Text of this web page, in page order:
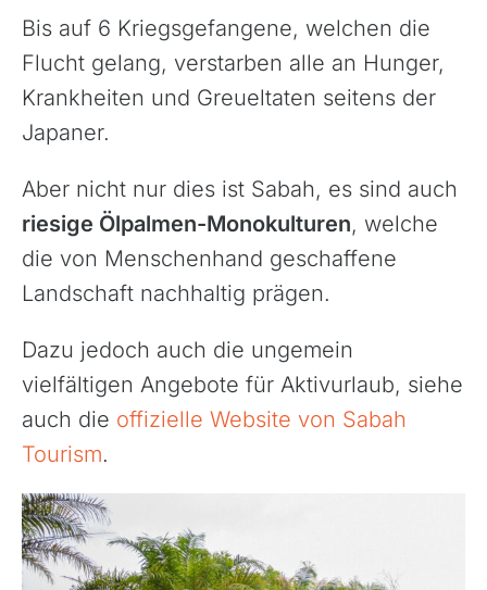
Bis auf 6 Kriegsgefangene, welchen die
Flucht gelang, verstarben alle an Hunger,
Krankheiten und Greueltaten seitens der
Japaner.
Aber nicht nur dies ist Sabah, es sind auch
riesige Ölpalmen-Monokulturen, welche
die von Menschenhand geschaffene
Landschaft nachhaltig prägen.
Dazu jedoch auch die ungemein
vielfältigen Angebote für Aktivurlaub, siehe
auch die offizielle Website von Sabah
Tourism.